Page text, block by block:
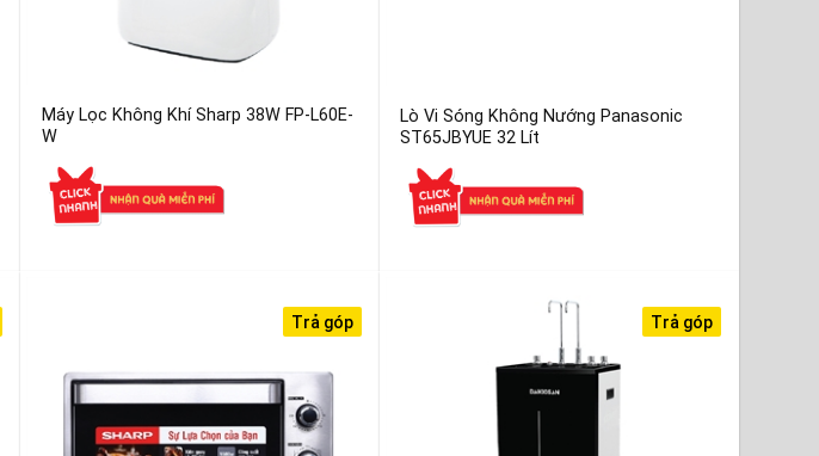
Máy Lọc Không Khí Sharp 38W FP-L60E-
W
Lò Vi Sóng Không Nướng Panasonic
ST65JBYUE 32 Lít
Trả góp Trả góp